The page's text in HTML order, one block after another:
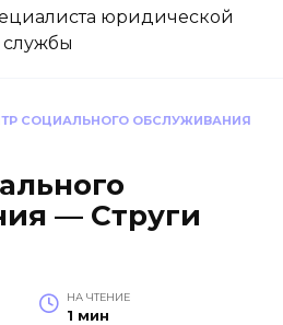
юридической
службы
СОЦИАЛЬНОГО ОБСЛУЖИВАНИЯ
— Струги
НА ЧТЕНИЕ
1 мин